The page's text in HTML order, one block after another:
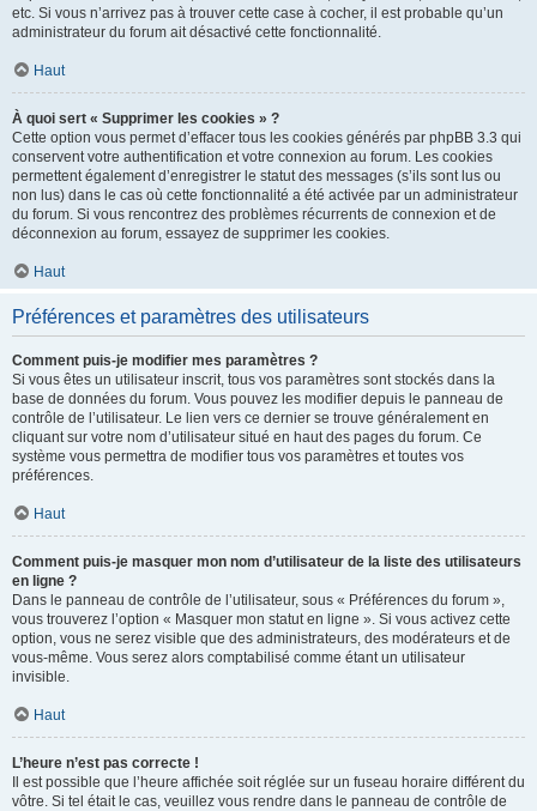
etc. Si vous n’arrivez pas à trouver cette case à cocher, il est probable qu’un
administrateur du forum ait désactivé cette fonctionnalité.
Haut
À quoi sert « Supprimer les cookies » ?
Cette option vous permet d’effacer tous les cookies générés par phpBB 3.3 qui
conservent votre authentification et votre connexion au forum. Les cookies
permettent également d’enregistrer le statut des messages (s’ils sont lus ou
non lus) dans le cas où cette fonctionnalité a été activée par un administrateur
du forum. Si vous rencontrez des problèmes récurrents de connexion et de
déconnexion au forum, essayez de supprimer les cookies.
Haut
Préférences et paramètres des utilisateurs
Comment puis-je modifier mes paramètres ?
Si vous êtes un utilisateur inscrit, tous vos paramètres sont stockés dans la
base de données du forum. Vous pouvez les modifier depuis le panneau de
contrôle de l’utilisateur. Le lien vers ce dernier se trouve généralement en
cliquant sur votre nom d’utilisateur situé en haut des pages du forum. Ce
système vous permettra de modifier tous vos paramètres et toutes vos
préférences.
Haut
Comment puis-je masquer mon nom d’utilisateur de la liste des utilisateurs
en ligne ?
Dans le panneau de contrôle de l’utilisateur, sous « Préférences du forum »,
vous trouverez l’option « Masquer mon statut en ligne ». Si vous activez cette
option, vous ne serez visible que des administrateurs, des modérateurs et de
vous-même. Vous serez alors comptabilisé comme étant un utilisateur
invisible.
Haut
L’heure n’est pas correcte !
Il est possible que l’heure affichée soit réglée sur un fuseau horaire différent du
vôtre. Si tel était le cas, veuillez vous rendre dans le panneau de contrôle de